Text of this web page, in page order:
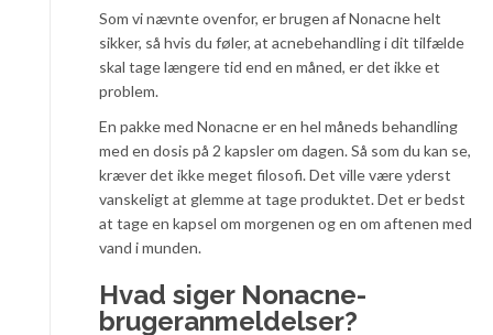
Som vi nævnte ovenfor, er brugen af Nonacne helt
sikker, så hvis du føler, at acnebehandling i dit tilfælde
skal tage længere tid end en måned, er det ikke et
problem.
En pakke med Nonacne er en hel måneds behandling
med en dosis på 2 kapsler om dagen. Så som du kan se,
kræver det ikke meget filosofi. Det ville være yderst
vanskeligt at glemme at tage produktet. Det er bedst
at tage en kapsel om morgenen og en om aftenen med
vand i munden.
Hvad siger Nonacne-
brugeranmeldelser?